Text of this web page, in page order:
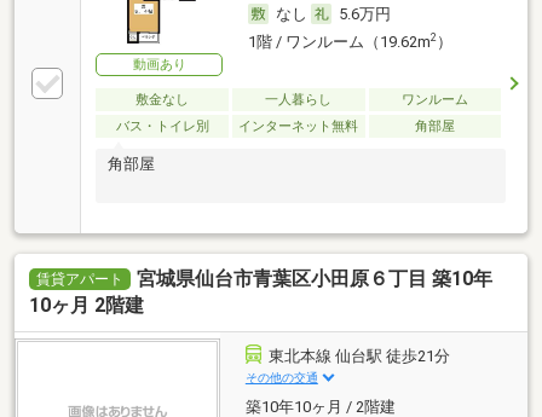
動画あり
なし
5.6万円
1階 / ワンルーム（19.62m2）
敷金なし 一人暮らし
ワンルーム
バス・トイレ別
インターネット無料 角部屋
角部屋
賃貸アパート
宮城県仙台市青葉区小田原６丁目 築10年
10ヶ月 2階建
東北本線 仙台駅 徒歩21分
その他の交通
築10年10ヶ月 / 2階建